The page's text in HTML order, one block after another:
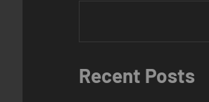
Recent Posts